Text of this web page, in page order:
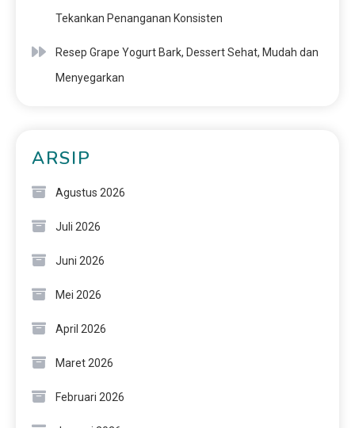
Tekankan Penanganan Konsisten
Resep Grape Yogurt Bark, Dessert Sehat, Mudah dan
Menyegarkan
ARSIP
Agustus 2026
Juli 2026
Juni 2026
Mei 2026
April 2026
Maret 2026
Februari 2026